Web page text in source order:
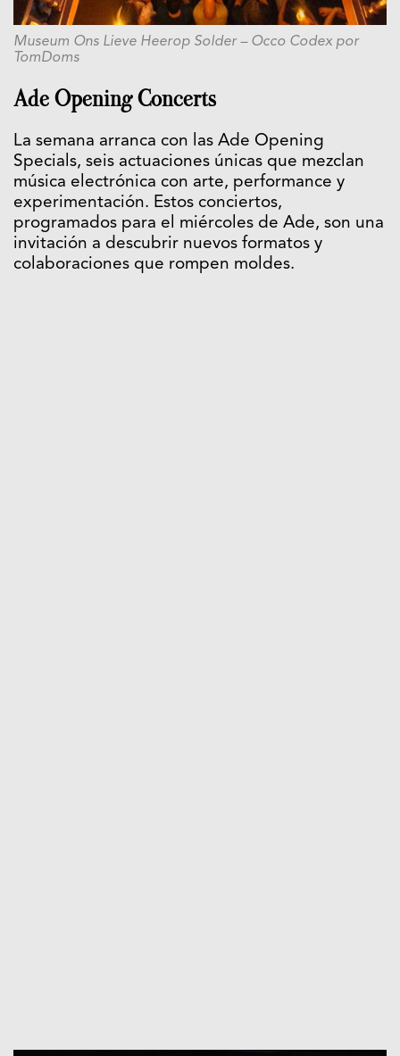
Museum Ons Lieve Heerop Solder – Occo Codex por
TomDoms
Ade Opening Concerts
La semana arranca con las Ade Opening
Specials, seis actuaciones únicas que mezclan
música electrónica con arte, performance y
experimentación. Estos conciertos,
programados para el miércoles de Ade, son una
invitación a descubrir nuevos formatos y
colaboraciones que rompen moldes.